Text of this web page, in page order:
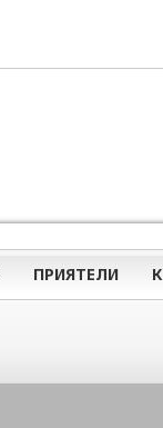
ПРИЯТЕЛИ